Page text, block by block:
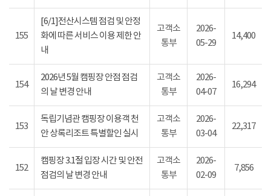
155
[6/1]전산시스템 점검 및 안정
화에 따른 서비스 이용 제한 안
내
고객소
통부
2026-
05-29
14,400
154
2026년 5월 캠핑장 안점 점검
의 날 변경 안내
고객소
통부
2026-
04-07
16,294
153
독립기념관 캠핑장 이용객 천
안 상록리조트 특별할인 실시
고객소
통부
2026-
03-04
22,317
152
캠핑장 3.1절 입장 시간 및 안전
점검의 날 변경 안내
고객소
통부
2026-
02-09
7,856